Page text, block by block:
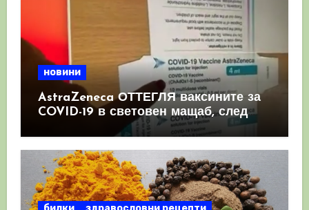
новини
AstraZeneca ОТТЕГЛЯ ваксините за
COVID-19 в световен мащаб, след
като призна, че те причиняват
КРЪВНИ съсиреци